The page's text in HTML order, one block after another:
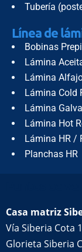
Tubería
Línea de
Bobinas
Lámina
Lámina
Lámina Cold
Lámina
Lámina Hot
Lámina HR /
Planchas HR
Casa matriz
Vía Siberia Cota
Glorieta Siberia